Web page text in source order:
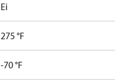
Ei
275 °F
-70 °F